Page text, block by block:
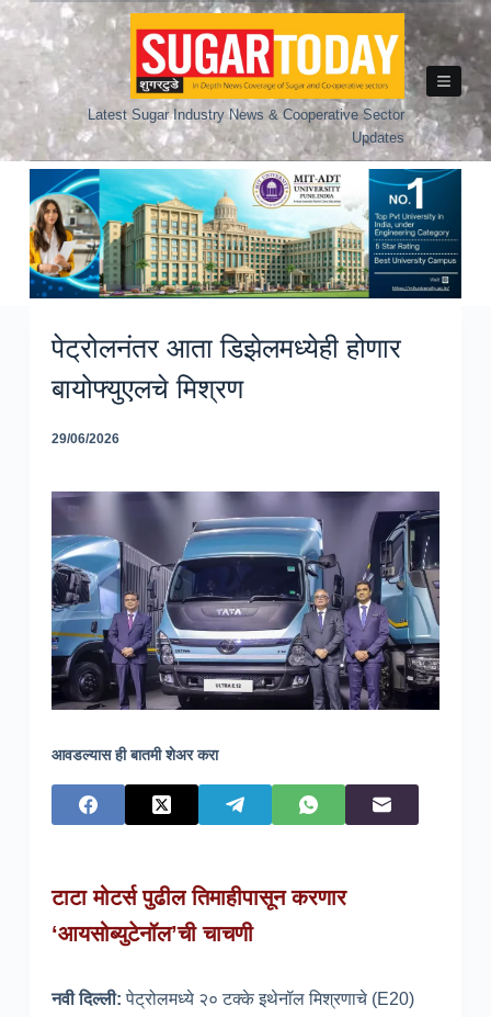
Skip
to
Latest Sugar Industry News & Cooperative Sector
Updates
पेट्रोलनंतर आता डिझेलमध्येही होणार
बायोफ्युएलचे मिश्रण
29/06/2026
आवडल्यास ही बातमी शेअर करा
टाटा मोटर्स पुढील तिमाहीपासून करणार
‘आयसोब्युटेनॉल’ची चाचणी
नवी दिल्ली: पेट्रोलमध्ये २० टक्के इथेनॉल मिश्रणाचे (E20)